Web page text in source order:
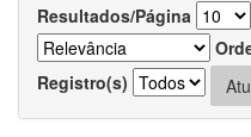
Resultados/Página
Registro(s)